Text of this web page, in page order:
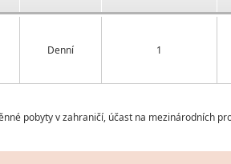
Denní 1
pobyty v zahraničí, účast na mezinárodních